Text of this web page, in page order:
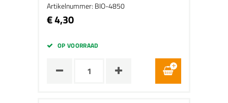
Artikelnummer: BIO-4850
€ 4,30
OP VOORRAAD